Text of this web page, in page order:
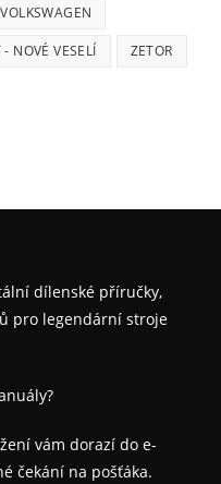
VOLKSWAGEN
- NOVÉ VESELÍ ZETOR
dílenské příručky,
pro legendární stroje
vám dorazí do e-
čekání na pošťáka.